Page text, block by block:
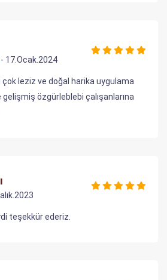
- 17.Ocak.2024
çok leziz ve doğal harika uygulama
gelişmiş özgürleblebi çalışanlarına
teşekkür ederiz.